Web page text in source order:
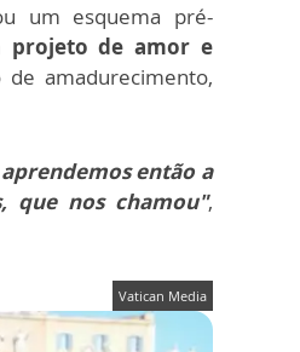
um esquema pré-
projeto de amor e
amadurecimento,
então a
que nos chamou",
Vatican Media